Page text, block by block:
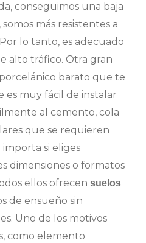
conseguimos una baja
más resistentes a
lo tanto, es adecuado
alto tráfico. Otra gran
barato que te
es muy fácil de instalar
al cemento, cola
que se requieren
importa si eliges
dimensiones o formatos
ellos ofrecen suelos
de ensueño sin
Uno de los motivos
como elemento